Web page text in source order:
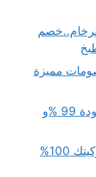
مميزة
شركة كشف تسربات المياه بالرياض بـجودة 99 %و
شركة تنظيف موكيت بالرياض لنظافة موكيتك 100%